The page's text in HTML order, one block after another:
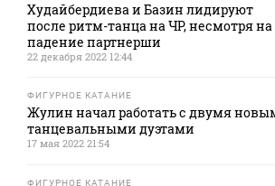
Худайбердиева и Базин лидируют
после ритм-танца на ЧР, несмотря на
падение партнерши
22 декабря 2022 12:44
ФИГУРНОЕ КАТАНИЕ
Жулин начал работать с двумя
танцевальными дуэтами
17 мая 2022 21:54
ФИГУРНОЕ КАТАНИЕ